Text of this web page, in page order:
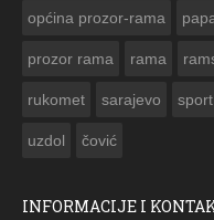
općina prozor-rama
prozor rama rama
rukomet sarajevo sport
uzdol čović
INFORMACIJE I